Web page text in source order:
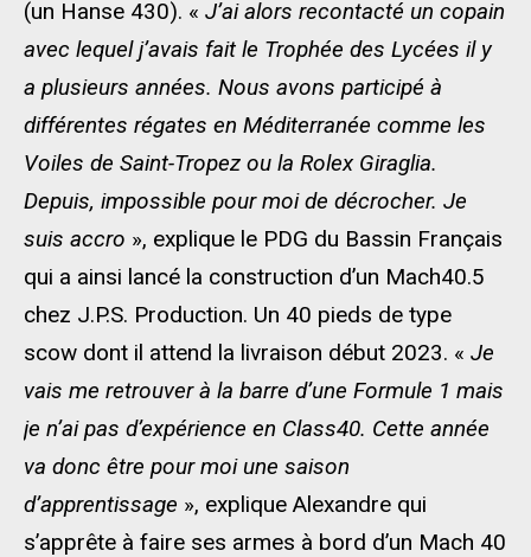
(un Hanse 430). « J’ai alors recontacté un copain
avec lequel j’avais fait le Trophée des Lycées il y
a plusieurs années. Nous avons participé à
différentes régates en Méditerranée comme les
Voiles de Saint-Tropez ou la Rolex Giraglia.
Depuis, impossible pour moi de décrocher. Je
suis accro », explique le PDG du Bassin Français
qui a ainsi lancé la construction d’un Mach40.5
chez J.P.S. Production. Un 40 pieds de type
scow dont il attend la livraison début 2023. « Je
vais me retrouver à la barre d’une Formule 1 mais
je n’ai pas d’expérience en Class40. Cette année
va donc être pour moi une saison
d’apprentissage », explique Alexandre qui
s’apprête à faire ses armes à bord d’un Mach 40